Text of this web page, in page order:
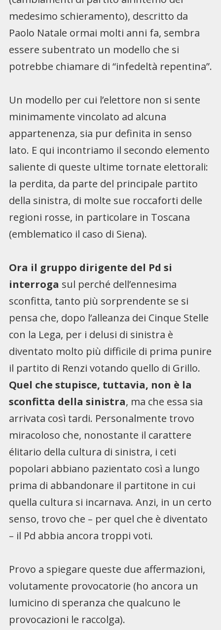
medesimo schieramento), descritto da
Paolo Natale ormai molti an­ni fa, sembra
essere subentra­to un modello che si
potrebbe chiamare di “infedeltà repen­tina”.
Un modello per cui l’elettore non si sente
minimamente vincolato ad alcuna
appartenenza, sia pur definita in senso
lato. E qui incontriamo il secondo elemento
saliente di queste ultime tornate elettorali:
la perdita, da parte del principale partito
della sinistra, di molte sue roccaforti delle
regioni rosse, in particolare in Toscana
(emblematico il caso di Siena).
Ora il gruppo dirigente del Pd si
interroga sul perché dell’ennesima
sconfitta, tanto più sorprendente se si
pensa che, dopo l’alleanza dei Cinque Stelle
con la Lega, per i delusi di sinistra è
diventato molto più difficile di prima punire
il partito di Renzi votando quello di Grillo.
Quel che stupisce, tuttavia, non è la
sconfitta della sinistra, ma che essa sia
arrivata così tardi. Personalmente trovo
miracoloso che, nonostante il carattere
élitario della cultura di sinistra, i ceti
popolari abbiano pazientato così a lungo
prima di abbandonare il partitone in cui
quella cultura si incarnava. Anzi, in un certo
senso, trovo che – per quel che è diventato
– il Pd abbia ancora troppi voti.
Provo a spiegare queste due affermazioni,
volutamente provocatorie (ho ancora un
lumicino di speranza che qualcuno le
provocazioni le raccolga).